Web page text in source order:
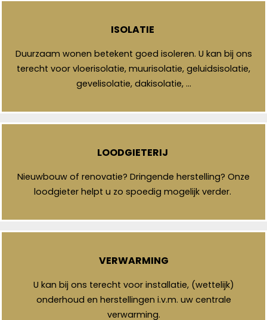
ISOLATIE
Duurzaam wonen betekent goed isoleren. U kan bij ons
terecht voor vloerisolatie, muurisolatie, geluidsisolatie,
gevelisolatie, dakisolatie, …
LOODGIETERIJ
Nieuwbouw of renovatie? Dringende herstelling? Onze
loodgieter helpt u zo spoedig mogelijk verder.
VERWARMING
U kan bij ons terecht voor installatie, (wettelijk)
onderhoud en herstellingen i.v.m. uw centrale
verwarming.